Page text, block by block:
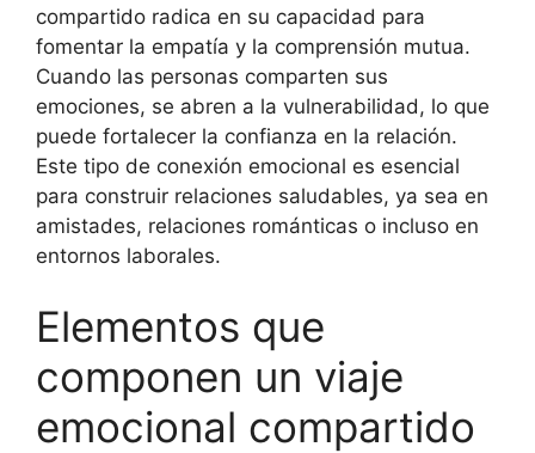
compartido radica en su capacidad para
fomentar la empatía y la comprensión mutua.
Cuando las personas comparten sus
emociones, se abren a la vulnerabilidad, lo que
puede fortalecer la confianza en la relación.
Este tipo de conexión emocional es esencial
para construir relaciones saludables, ya sea en
amistades, relaciones románticas o incluso en
entornos laborales.
Elementos que
componen un viaje
emocional compartido